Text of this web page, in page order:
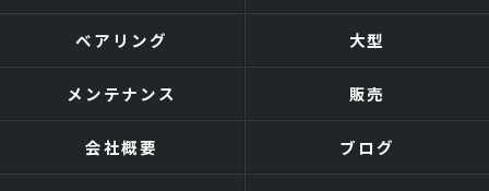
ベアリング 大型
メンテナンス 販売
会社概要 ブログ